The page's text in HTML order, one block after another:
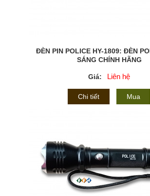
ĐÈN PIN POLICE HY-1809: ĐÈN
SÁNG CHÍNH HÃNG
Giá: Liên hệ
Chi tiết Mua